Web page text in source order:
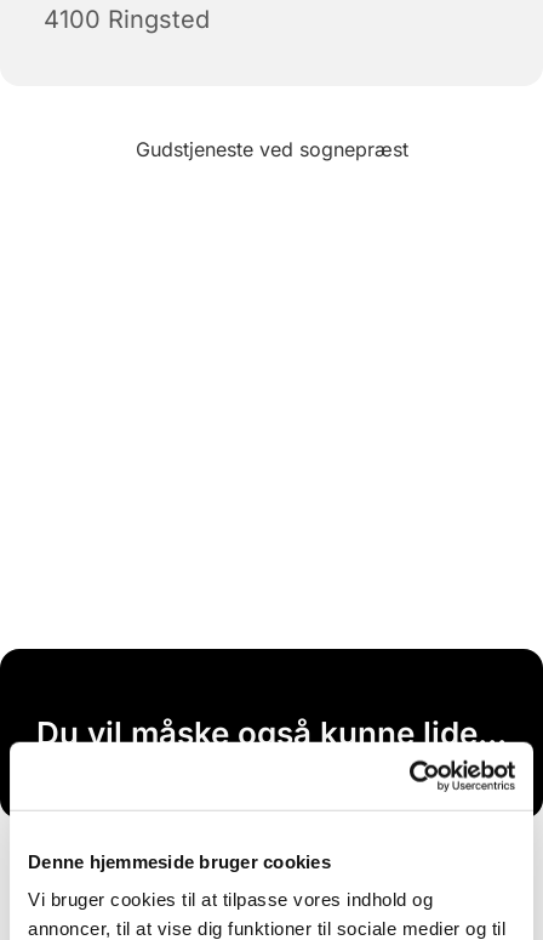
Denne hjemmeside bruger cookies
Vi bruger cookies til at tilpasse vores indhold og
annoncer, til at vise dig funktioner til sociale medier og til
4100 Ringsted
Gudstjeneste ved sognepræst
Du vil måske også kunne lide...